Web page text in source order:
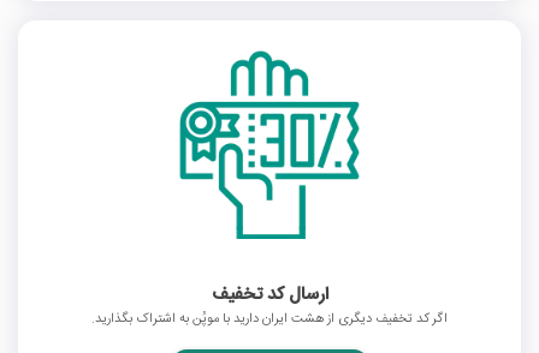
ارسال کد تخفیف
اگر کد تخفیف دیگری از هشت ایران دارید با موپُن به اشتراک بگذارید.